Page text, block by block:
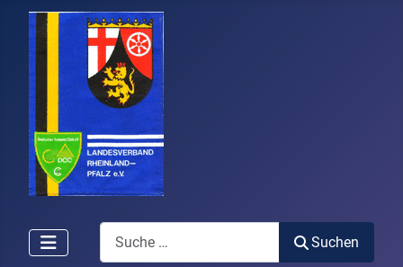
Search
Suchen